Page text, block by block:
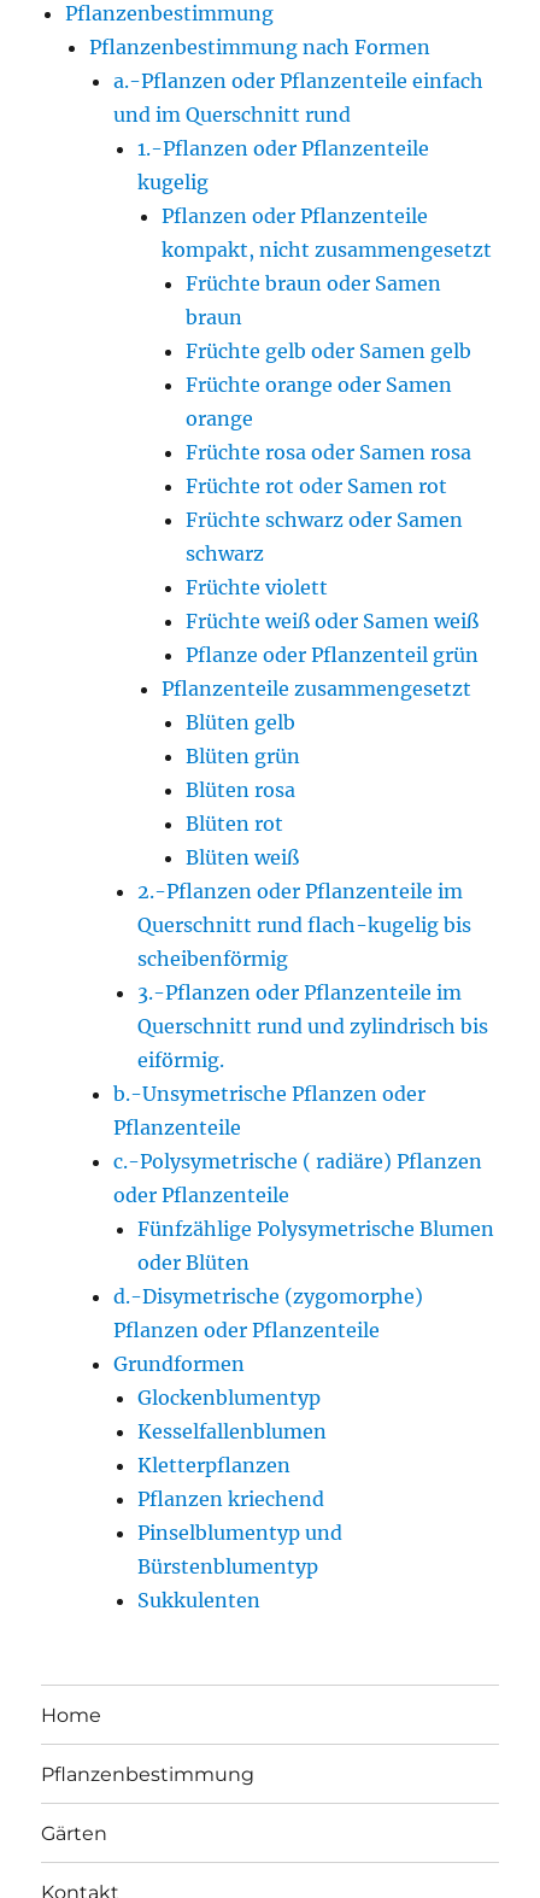
Pflanzenbestimmung
Pflanzenbestimmung nach Formen
a.-Pflanzen oder Pflanzenteile einfach
und im Querschnitt rund
1.-Pflanzen oder Pflanzenteile
kugelig
Pflanzen oder Pflanzenteile
kompakt, nicht zusammengesetzt
Früchte braun oder Samen
braun
Früchte gelb oder Samen gelb
Früchte orange oder Samen
orange
Früchte rosa oder Samen rosa
Früchte rot oder Samen rot
Früchte schwarz oder Samen
schwarz
Früchte violett
Früchte weiß oder Samen weiß
Pflanze oder Pflanzenteil grün
Pflanzenteile zusammengesetzt
Blüten gelb
Blüten grün
Blüten rosa
Blüten rot
Blüten weiß
2.-Pflanzen oder Pflanzenteile im
Querschnitt rund flach-kugelig bis
scheibenförmig
3.-Pflanzen oder Pflanzenteile im
Querschnitt rund und zylindrisch bis
eiförmig.
b.-Unsymetrische Pflanzen oder
Pflanzenteile
c.-Polysymetrische ( radiäre) Pflanzen
oder Pflanzenteile
Fünfzählige Polysymetrische Blumen
oder Blüten
d.-Disymetrische (zygomorphe)
Pflanzen oder Pflanzenteile
Grundformen
Glockenblumentyp
Kesselfallenblumen
Kletterpflanzen
Pflanzen kriechend
Pinselblumentyp und
Bürstenblumentyp
Sukkulenten
Home
Pflanzenbestimmung
Gärten
Kontakt